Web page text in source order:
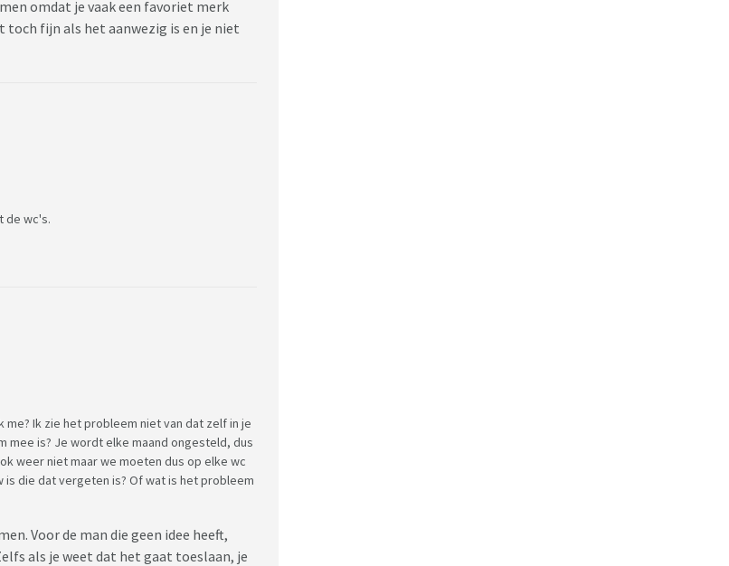
omdat je vaak een favoriet merk
toch fijn als het aanwezig is en je niet
de wc's.
Ik zie het probleem niet van dat zelf in je
mee is? Je wordt elke maand ongesteld, dus
weer niet maar we moeten dus op elke wc
die dat vergeten is? Of wat is het probleem
Voor de man die geen idee heeft,
als je weet dat het gaat toeslaan, je